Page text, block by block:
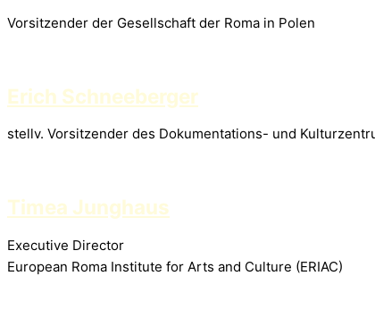
Vorsitzender der Gesellschaft der Roma in Polen
Erich Schneeberger
stellv. Vorsitzender des Dokumentations- und
Timea Junghaus
Executive Director
European Roma Institute for Arts and Culture (ERIAC)